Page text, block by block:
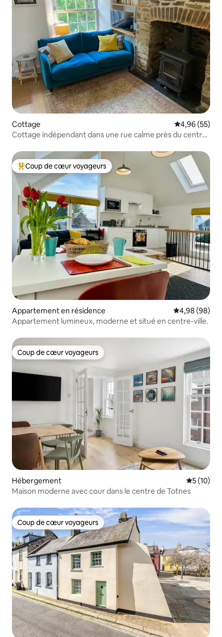
Cottage Évaluation
4,96 (55)
Cottage indépendant dans une rue calme près du centre-
Coups de cœur voyageurs les plus appréciés
Coup de cœur voyageurs
Appartement en résidence Évaluation
4,98 (98)
Appartement lumineux, moderne et situé en centre-ville.
Coup de cœur voyageurs
Coup de cœur voyageurs
Hébergement
5 (10)
Maison moderne avec cour dans le centre de Totnes
Coup de cœur voyageurs
Coup de cœur voyageurs